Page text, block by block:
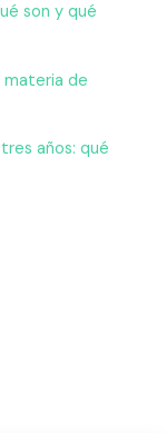
son y qué
materia de
años: qué